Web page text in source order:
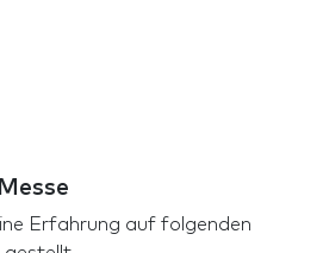
Erfahrung auf folgenden